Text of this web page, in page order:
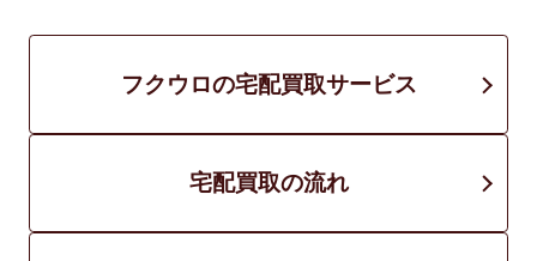
フクウロの宅配買取サービス
宅配買取の流れ